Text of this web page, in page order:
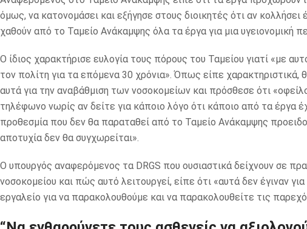
όμως, να κατονομάσει και εξήγησε στους διοικητές ότι αν
χαθούν από το Ταμείο Ανάκαμψης όλα τα έργα για μια υγειονομική
Ο ίδιος χαρακτήρισε ευλογία τους πόρους του Ταμείου γιατί «με
τον πολίτη για τα επόμενα 30 χρόνια». Όπως είπε χαρακτηριστικά,
αυτά για την αναβάθμιση των νοσοκομείων και πρόσθεσε ότι
τηλέφωνο νωρίς αν δείτε για κάποιο λόγο ότι κάποιο από τα έργα
προθεσμία που δεν θα παραταθεί από το Ταμείο Ανάκαμψης
αποτυχία δεν θα συγχωρείται».
Ο υπουργός αναφερόμενος τα DRGS που ουσιαστικά δείχνουν σε
νοσοκομείου και πώς αυτό λειτουργεί, είπε ότι «αυτά δεν έγιναν
εργαλείο για να παρακολουθούμε και να παρακολουθείτε τις